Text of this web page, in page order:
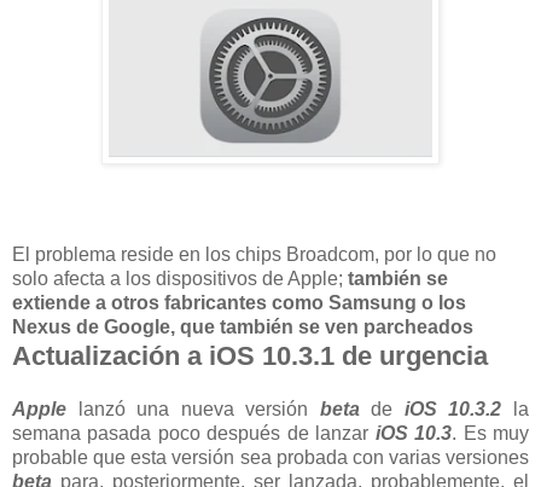
El problema reside en los chips Broadcom, por lo que no
solo afecta a los dispositivos de Apple; también se
extiende a otros fabricantes como Samsung o los
Nexus de Google, que también se ven parcheados
Actualización a iOS 10.3.1 de urgencia
Apple lanzó una nueva versión beta de iOS 10.3.2
la
semana pasada poco después de lanzar iOS 10.3. Es muy
probable que esta versión sea probada con varias versiones
beta para, posteriormente, ser lanzada, probablemente, el